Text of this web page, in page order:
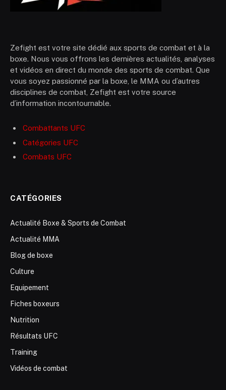
Zefight est votre site dédié aux sports de combat et à la
boxe. Nous vous offrons les dernières actualités, analyses
et vidéos en direct du monde des sports de combat. Que
vous soyez passionné par la boxe, le MMA ou d’autres
disciplines de combat, Zefight est votre source
d’information incontournable.
Combattants UFC
Catégories UFC
Combats UFC
CATÉGORIES
Actualité Boxe & Sports de Combat
Actualité MMA
Blog de boxe
Culture
Equipement
Fiches boxeurs
Nutrition
Résultats UFC
Training
Vidéos de combat